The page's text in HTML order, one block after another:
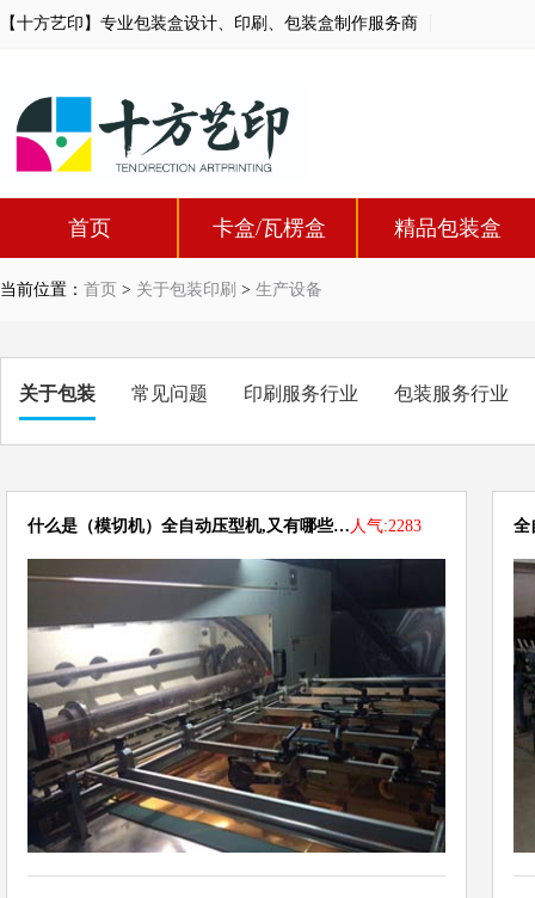
【十方艺印】专业包装盒设计、印刷、包装盒制作服务商
首页 卡盒/瓦楞盒 精品包装盒
当前位置： 首页 > 关于包装印刷 > 生产设备
关于包装 常见问题 印刷服务行业 包装服务行业
什么是（模切机）全自动压型机,又有哪些… 人气:2283 全